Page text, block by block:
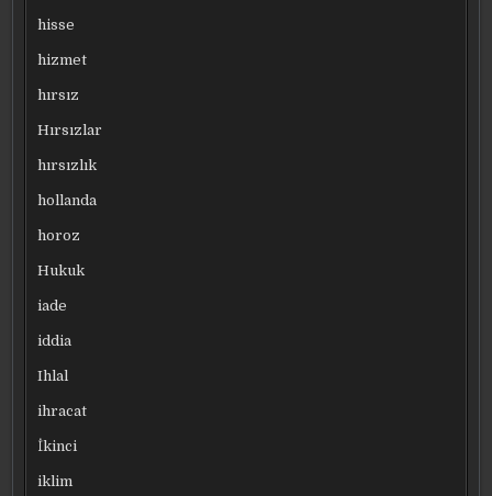
hisse
hizmet
hırsız
Hırsızlar
hırsızlık
hollanda
horoz
Hukuk
iade
iddia
Ihlal
ihracat
İkinci
iklim